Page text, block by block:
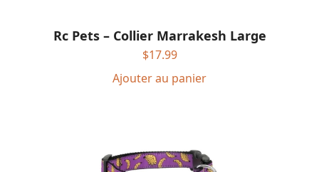
Rc Pets – Collier Marrakesh Large
$17.99
Ajouter au panier